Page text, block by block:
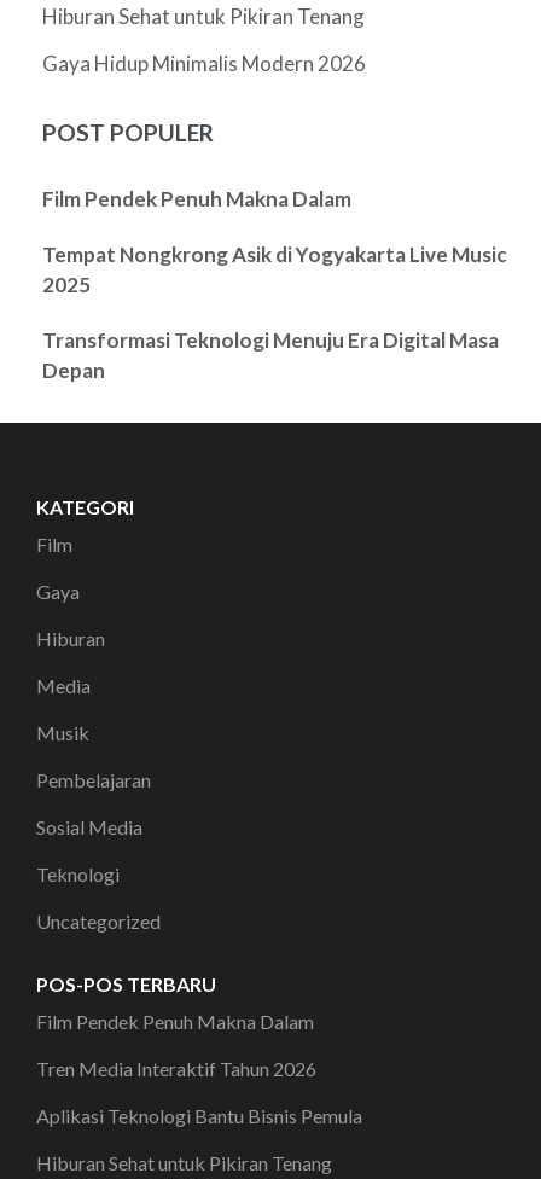
Hiburan Sehat untuk Pikiran Tenang
Gaya Hidup Minimalis Modern 2026
POST POPULER
Film Pendek Penuh Makna Dalam
Tempat Nongkrong Asik di Yogyakarta Live Music
2025
Transformasi Teknologi Menuju Era Digital Masa
Depan
KATEGORI
Film
Gaya
Hiburan
Media
Musik
Pembelajaran
Sosial Media
Teknologi
Uncategorized
POS-POS TERBARU
Film Pendek Penuh Makna Dalam
Tren Media Interaktif Tahun 2026
Aplikasi Teknologi Bantu Bisnis Pemula
Hiburan Sehat untuk Pikiran Tenang